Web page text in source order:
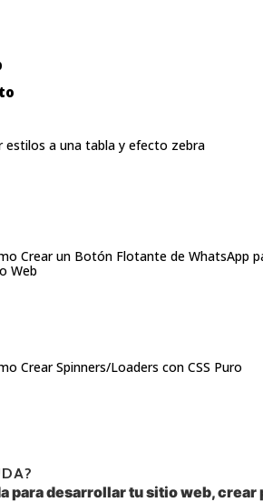
estilos a una tabla y efecto zebra
Crear un Botón Flotante de WhatsApp
Web
Crear Spinners/Loaders con CSS Puro
para desarrollar tu sitio web, crear